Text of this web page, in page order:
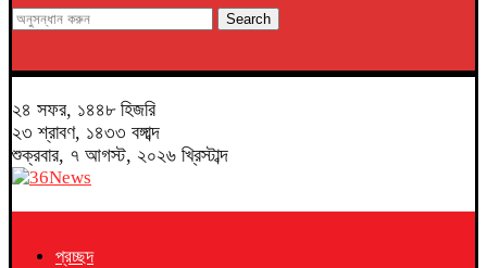
Search
২৪ সফর, ১৪৪৮ হিজরি
২৩ শ্রাবণ, ১৪৩৩ বঙ্গাব্দ
শুক্রবার, ৭ আগস্ট, ২০২৬ খ্রিস্টাব্দ
প্রচ্ছদ